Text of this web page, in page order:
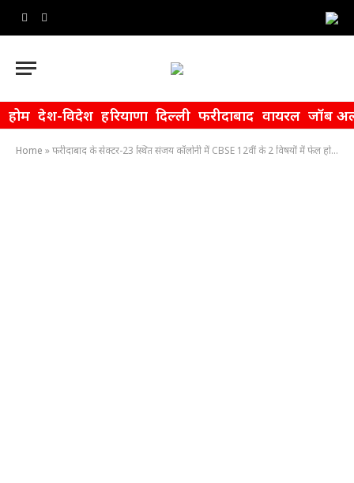
Facebook
WhatsApp
होम देश-विदेश हरियाणा दिल्ली फरीदाबाद वायरल जॉब
Home »फरीदाबाद के सेक्टर-23 स्थित संजय कॉलोनी में CBSE 12वीं के 2 विषयों में फेल होने पर छात्र ने कर लिया सुसाइड, पूरा परिवार सदमे में